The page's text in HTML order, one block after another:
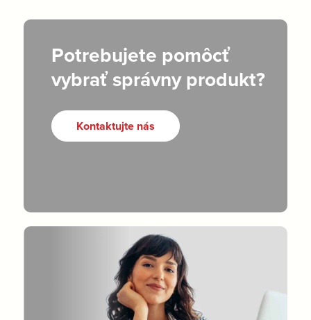
Potrebujete pomôcť
vybrať správny produkt?
Kontaktujte nás